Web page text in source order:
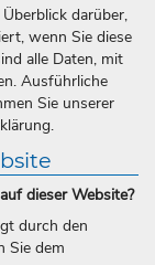
darüber,
wenn Sie diese
alle Daten, mit
Ausführliche
Sie unserer
dieser Website?
durch den
Sie dem